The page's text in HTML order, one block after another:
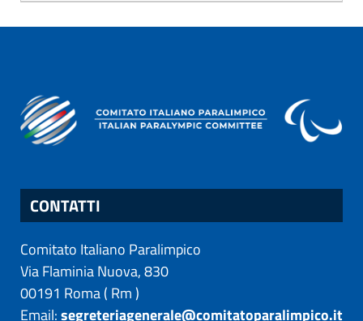
CONTATTI
Comitato Italiano Paralimpico
Via Flaminia Nuova, 830
00191 Roma( Rm)
Email:segreteriagenerale@comitatoparalimpico.it